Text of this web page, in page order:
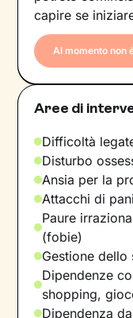
capire se
Al momento non
Aree di
Difficoltà
Disturbo
Ansia per la
Attacchi di
Paure
(fobie)
Gestione dello
Dipendenze
shopping,
Dipendenza